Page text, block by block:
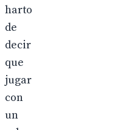
harto
de
decir
que
jugar
con
un